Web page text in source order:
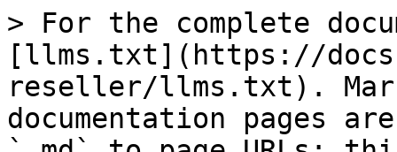
> For the complete
[llms.txt](https://
reseller/llms.txt).
documentation pages